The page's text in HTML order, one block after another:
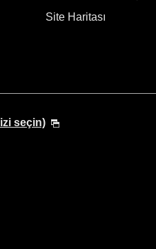
Site Haritası
seçin)